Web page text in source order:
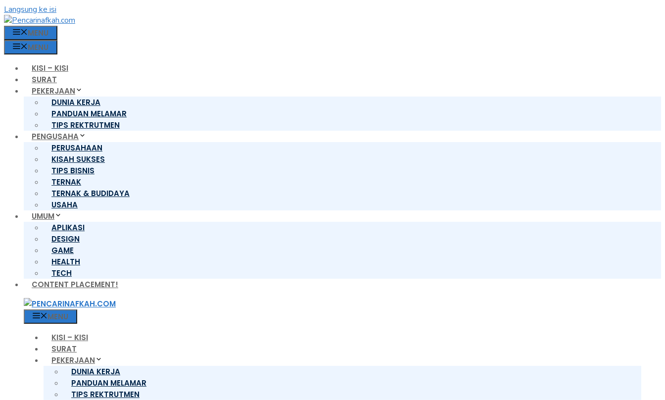
Langsung ke isi
MENU
MENU
KISI – KISI
SURAT
PEKERJAAN
DUNIA KERJA
PANDUAN MELAMAR
TIPS REKTRUTMEN
PENGUSAHA
PERUSAHAAN
KISAH SUKSES
TIPS BISNIS
TERNAK
TERNAK & BUDIDAYA
USAHA
UMUM
APLIKASI
DESIGN
GAME
HEALTH
TECH
CONTENT PLACEMENT!
MENU
KISI – KISI
SURAT
PEKERJAAN
DUNIA KERJA
PANDUAN MELAMAR
TIPS REKTRUTMEN